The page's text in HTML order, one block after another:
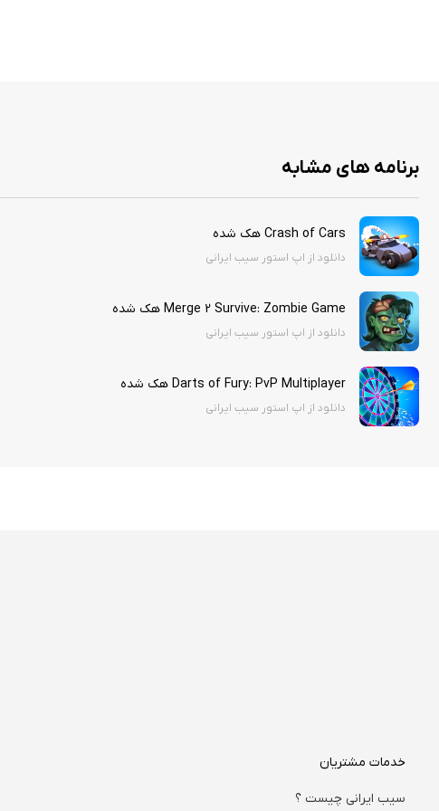
برنامه های مشابه
Crash of Cars هک شده
دانلود از اپ استور سیب ایرانی
Merge 2 Survive: Zombie Game هک شده
دانلود از اپ استور سیب ایرانی
Darts of Fury: PvP Multiplayer هک شده
دانلود از اپ استور سیب ایرانی
خدمات مشتریان
سیب ایرانی چیست ؟